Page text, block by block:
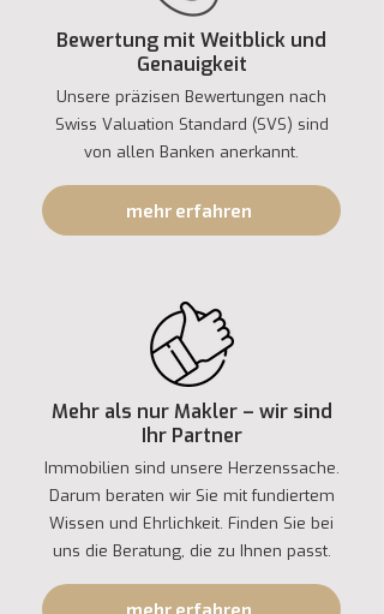
Bewertung mit Weitblick und
Genauigkeit
Unsere präzisen Bewertungen nach
Swiss Valuation Standard (SVS) sind
von allen Banken anerkannt.
mehr erfahren
Mehr als nur Makler – wir sind
Ihr Partner
Immobilien sind unsere Herzenssache.
Darum beraten wir Sie mit fundiertem
Wissen und Ehrlichkeit. Finden Sie bei
uns die Beratung, die zu Ihnen passt.
mehr erfahren